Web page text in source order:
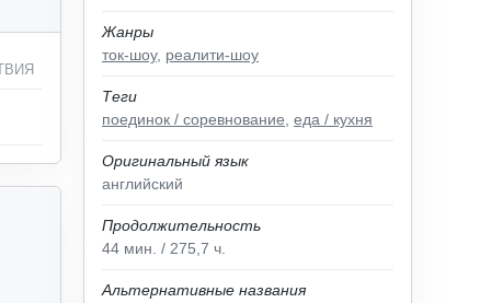
Жанры
ток-шоу, реалити-шоу
Теги
поединок / соревнование еда / кухня
Оригинальный язык
английский
Продолжительность
44 мин. / 275,7 ч.
Альтернативные названия